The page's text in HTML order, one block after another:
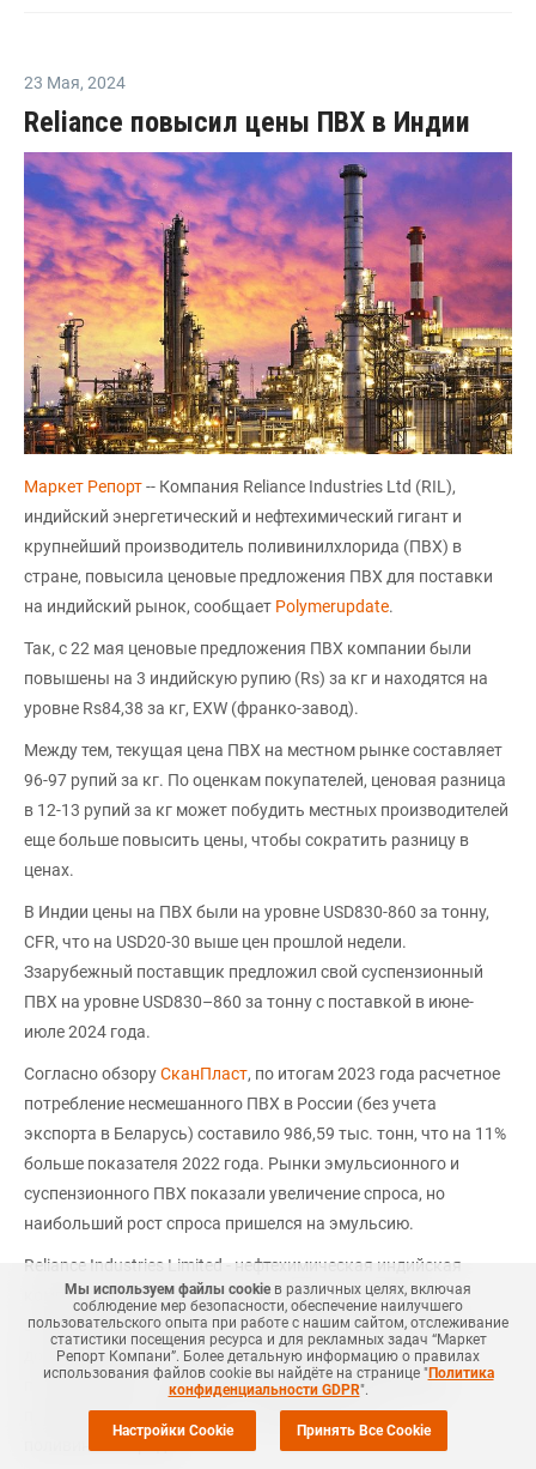
23 Мая, 2024
Reliance повысил цены ПВХ в Индии
Маркет Репорт-- Компания Reliance Industries Ltd (RIL),
индийский энергетический и нефтехимический гигант и
крупнейший производитель поливинилхлорида (ПВХ) в
стране, повысила ценовые предложения ПВХ для поставки
на индийский рынок, сообщает Polymerupdate.
Так, с 22 мая ценовые предложения ПВХ компании были
повышены на 3 индийскую рупию (Rs) за кг и находятся на
уровне Rs84,38 за кг, EXW (франко-завод).
Между тем, текущая цена ПВХ на местном рынке составляет
96-97 рупий за кг. По оценкам покупателей, ценовая разница
в 12-13 рупий за кг может побудить местных производителей
еще больше повысить цены, чтобы сократить разницу в
ценах.
В Индии цены на ПВХ были на уровне USD830-860 за тонну,
CFR, что на USD20-30 выше цен прошлой недели.
Ззарубежный поставщик предложил свой суспензионный
ПВХ на уровне USD830–860 за тонну с поставкой в июне-
июле 2024 года.
Согласно обзоруСканПласт, по итогам 2023 года расчетное
потребление несмешанного ПВХ в России (без учета
экспорта в Беларусь) составило 986,59 тыс. тонн, что на 11%
больше показателя 2022 года. Рынки эмульсионного и
суспензионного ПВХ показали увеличение спроса, но
наибольший рост спроса пришелся на эмульсию.
Reliance Industries Limited - нефтехимическая индийская
компания, крупнейший холдинг страны. Компания
занимается широким спектром деятельности, начиная с
добычи нефти и газа и заканчивая производством
полиэфирной и полимерной продукции, включающей
производство полиэтилена, полипропилена и
поливинилхлорида.
Мы используем файлы cookieв различных целях, включая
соблюдение мер безопасности, обеспечение наилучшего
пользовательского опыта при работе с нашим сайтом, отслеживание
статистики посещения ресурса и для рекламных задач “Маркет
Репорт Компани”. Более детальную информацию о правилах
использования файлов cookie вы найдёте на странице "Политика
конфиденциальности GDPR".
Настройки Cookie Принять Все Cookie